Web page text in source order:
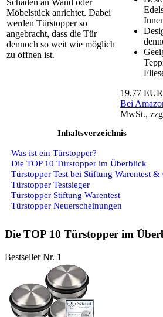
Möbelstück anrichtet. Dabei
werden Türstopper so
angebracht, dass die Tür
dennoch so weit wie möglich
zu öffnen ist.
19,77 EUR
Bei
MwSt.,
Inhaltsverzeichnis
Was ist ein Türstopper?
Die TOP 10 Türstopper im Überblick
Türstopper Test bei Stiftung Warentest &
Türstopper Testsieger
Türstopper Stiftung Warentest
Türstopper Neuerscheinungen
Die TOP 10 Türstopper im
Bestseller Nr. 1